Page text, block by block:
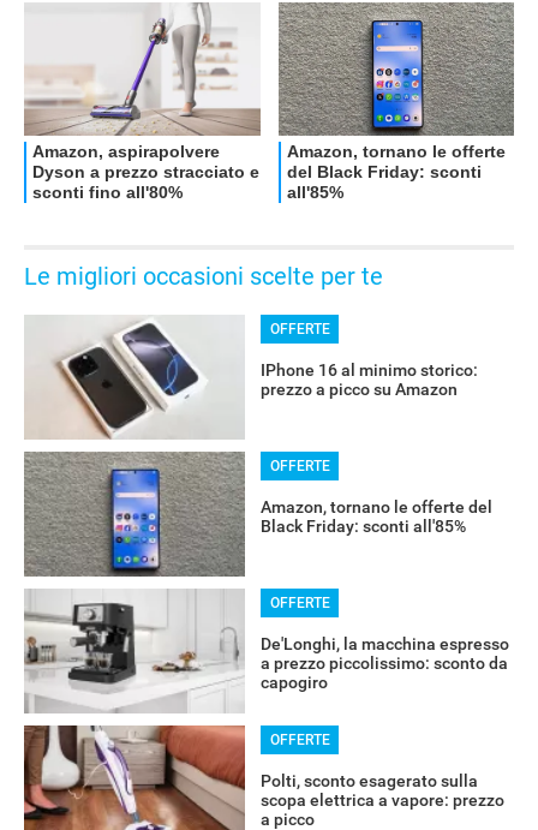
Le migliori occasioni scelte per te
OFFERTE
IPhone 16 al minimo storico:
prezzo a picco su Amazon
OFFERTE
Amazon, tornano le offerte del
Black Friday: sconti all'85%
OFFERTE
De'Longhi, la macchina espresso
a prezzo piccolissimo: sconto da
capogiro
OFFERTE
Polti, sconto esagerato sulla
scopa elettrica a vapore: prezzo
a picco